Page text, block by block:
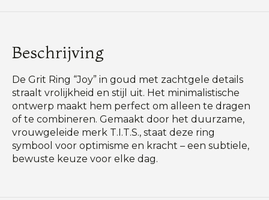
Beschrijving
De Grit Ring “Joy” in goud met zachtgele details
straalt vrolijkheid en stijl uit. Het minimalistische
ontwerp maakt hem perfect om alleen te dragen
of te combineren. Gemaakt door het duurzame,
vrouwgeleide merk T.I.T.S., staat deze ring
symbool voor optimisme en kracht – een subtiele,
bewuste keuze voor elke dag.